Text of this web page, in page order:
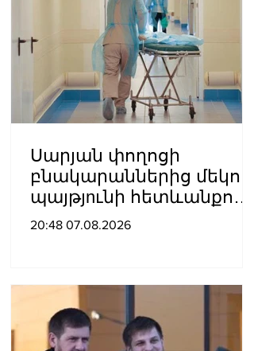
Սարյան փողոցի
բնակարաններից մեկում
պայթյnւնի հետևանքով
55-ամյա տղամարդը
20:48 07.08.2026